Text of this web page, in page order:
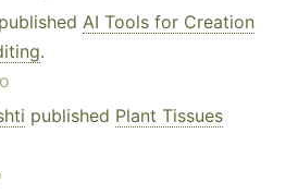
published AI Tools for Creation
.
published Plant Tissues